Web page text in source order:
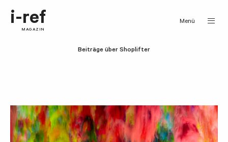
i-ref
MAGAZIN
Menü
Beiträge über Shoplifter